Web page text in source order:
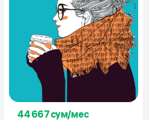
44 667 сум/мес